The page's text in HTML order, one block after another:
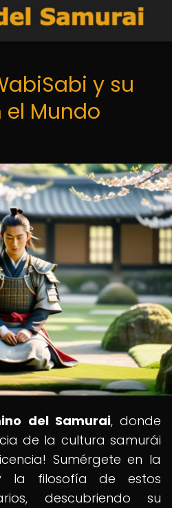
y su
el Mundo
del Samurai, donde
de la cultura samurái
Sumérgete en la
la filosofía de estos
descubriendo su